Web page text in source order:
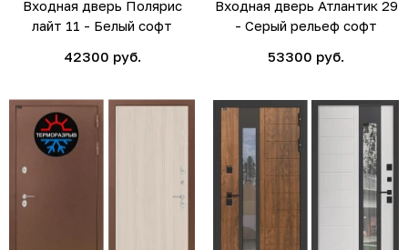
Входная дверь Полярис
лайт 11 - Белый софт
42300 руб.
Входная дверь Атлантик 29
- Серый рельеф софт
53300 руб.